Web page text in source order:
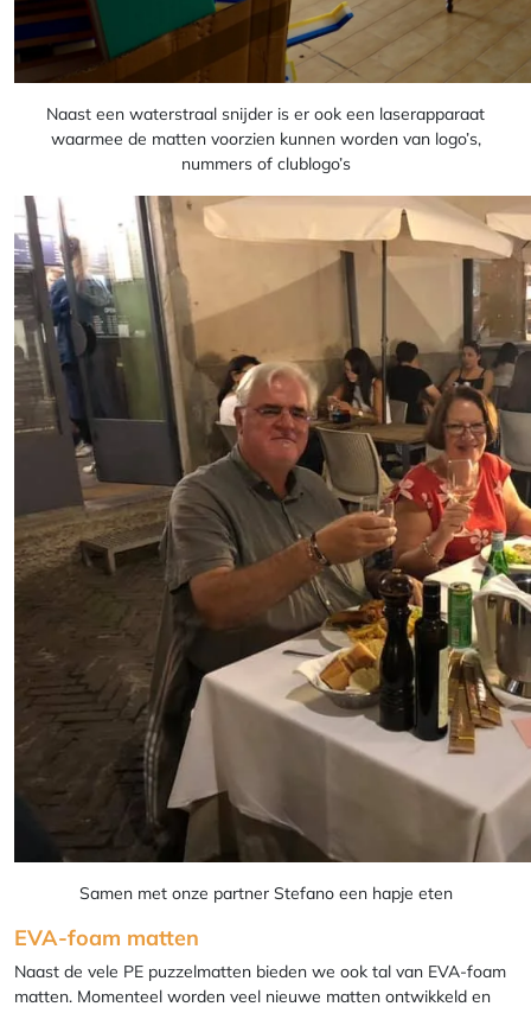
Naast een waterstraal snijder is er ook een laserapparaat
waarmee de matten voorzien kunnen worden van logo’s,
nummers of clublogo’s
Samen met onze partner Stefano een hapje eten
EVA-foam matten
Naast de vele PE puzzelmatten bieden we ook tal van EVA-foam
matten. Momenteel worden veel nieuwe matten ontwikkeld en